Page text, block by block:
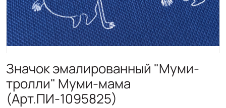
Значок эмалированный "Муми-
тролли" Муми-мама
(Арт.ПИ-1095825)